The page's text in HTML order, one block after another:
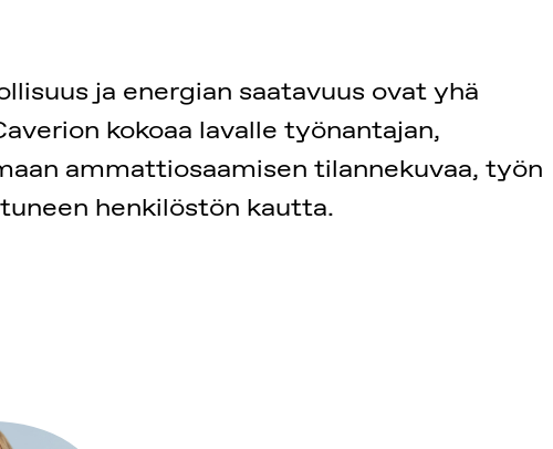
ja energian saatavuus ovat yhä
kokoaa lavalle työnantajan,
ammattiosaamisen tilannekuvaa, työn
henkilöstön kautta.